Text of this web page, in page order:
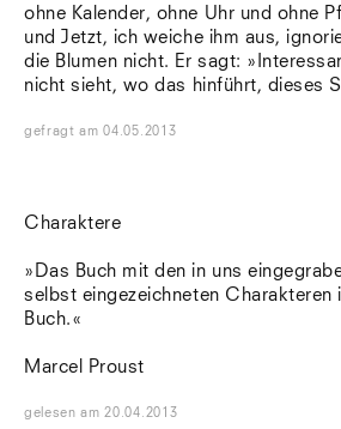
ohne Kalender, ohne Uhr und ohne
und Jetzt, ich weiche ihm aus,
die Blumen nicht. Er sagt:
nicht sieht, wo das hinführt, dieses
gefragt am04.05.2013
Charaktere
»Das Buch mit den in uns
selbst eingezeichneten Charakteren
Buch.«
Marcel Proust
gelesen am20.04.2013